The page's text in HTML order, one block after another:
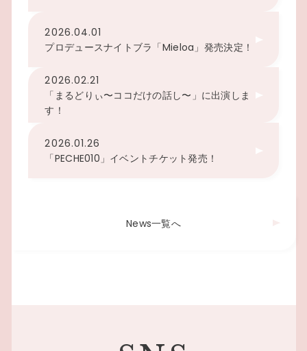
2026.04.01
プロデュースナイトブラ「Mieloa」発売決定！
2026.02.21
「まるどりぃ〜ココだけの話し〜」に出演しま
す！
2026.01.26
「PECHE010」イベントチケット発売！
News一覧へ